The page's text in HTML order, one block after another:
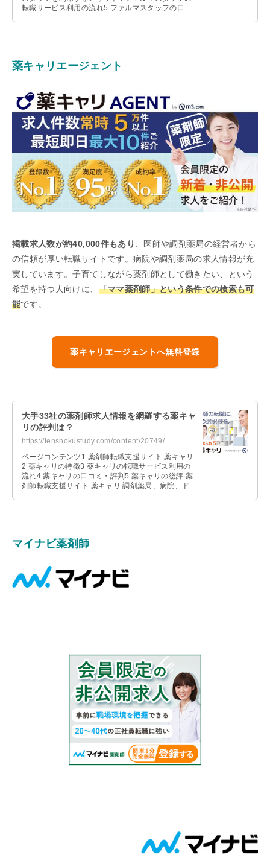
転職サービス利用の流れ5 ファルマスタッフの口コ
薬キャリエージェント
掲載求人数が約40,000件もあり
、医師や調剤薬局の経営者から
の信頼が厚い転職サイトです。病院や調剤薬局の求人情報が充
実しています。子育てしながら薬剤師として働きたい、という
希望を持つ人向けに、 「ママ薬剤師」という条件での検索も可
能です。
薬キャリエージェントへ無料登録
大手33社の薬剤師求人情報を網羅する薬キャ
リの評判は？
https://tenshokustudy.com/content/20749/
ページコンテンツ1 薬剤師転職支援サイト 薬キャリ
2 薬キャリの特徴3 薬キャリの転職サービス利用の
流れ4 薬キャリの口コミ・評判5 薬キャリの総評 薬
剤師転職支援サイト 薬キャリ 調剤薬局、病院、ドラ
マイナビ薬剤師